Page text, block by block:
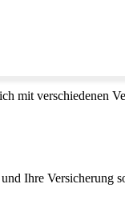
mit verschiedenen
Ihre Versicherung